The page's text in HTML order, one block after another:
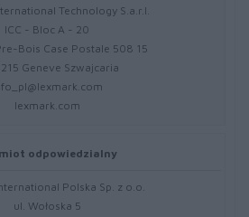
Technology S.a.r.l.
ICC - Bloc A - 20
Bois Case Postale 508 15
Geneve Szwajcaria
lexmark.com
odpowiedzialny
Polska Sp. z o.o.
ul. Wołoska 5